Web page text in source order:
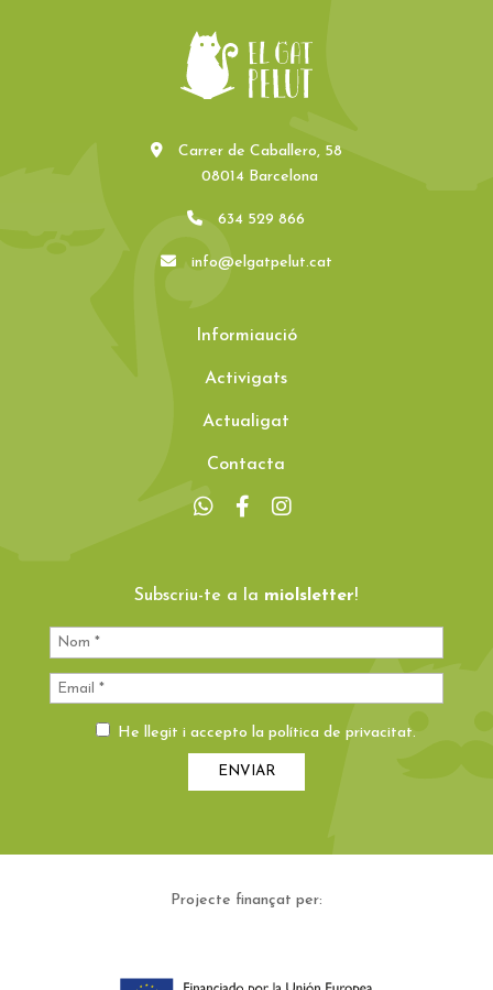
Carrer de Caballero, 58
08014 Barcelona
634 529 866
info@elgatpelut.cat
Informiaució
Activigats
Actualigat
Contacta
Subscriu-te a la miolsletter!
He llegit i accepto lapolítica de privacitat.
Projecte finançat per: